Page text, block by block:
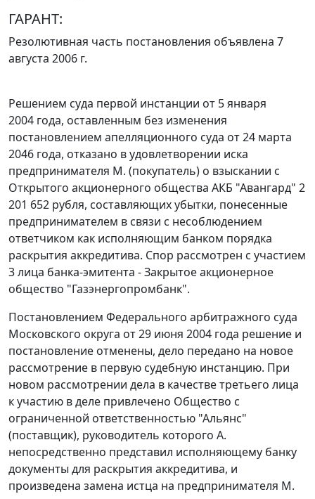
ГАРАНТ:
Резолютивная часть постановления объявлена 7
августа 2006 г.
Решением суда первой инстанции от 5 января
2004 года, оставленным без изменения
постановлением апелляционного суда от 24 марта
2046 года, отказано в удовлетворении иска
предпринимателя М. (покупатель) о взыскании с
Открытого акционерного общества АКБ "Авангард" 2
201 652 рубля, составляющих убытки, понесенные
предпринимателем в связи с несоблюдением
ответчиком как исполняющим банком порядка
раскрытия аккредитива. Спор рассмотрен с участием
3 лица банка-эмитента - Закрытое акционерное
общество "Газэнергопромбанк".
Постановлением Федерального арбитражного суда
Московского округа от 29 июня 2004 года решение и
постановление отменены, дело передано на новое
рассмотрение в первую судебную инстанцию. При
новом рассмотрении дела в качестве третьего лица
к участию в деле привлечено Общество с
ограниченной ответственностью "Альянс"
(поставщик), руководитель которого А.
непосредственно представил исполняющему банку
документы для раскрытия аккредитива, и
произведена замена истца на предпринимателя М.